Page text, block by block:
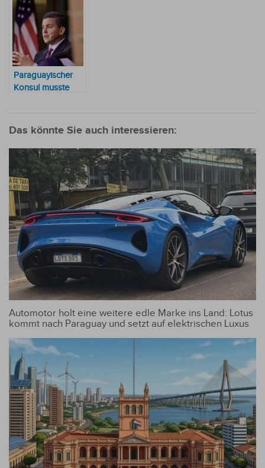
USA
Paraguayischer
Konsul musste
setzen, damit
Amtseinführung
von Trump
eingeladen wird
Das könnte Sie auch interessieren:
Automotor holt eine weitere edle Marke ins Land: Lotus
kommt nach Paraguay und setzt auf elektrischen Luxus